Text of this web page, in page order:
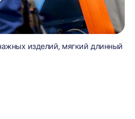
изделий, мягкий длинный